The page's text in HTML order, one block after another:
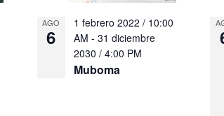
AGO
6
Muboma
1 febrero 2022 / 10:00
AM - 31 diciembre
2030 / 4:00 PM